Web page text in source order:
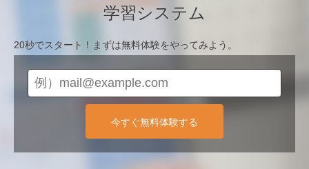
学習システム
20秒でスタート！まずは無料体験をやってみよう。
今すぐ無料体験する